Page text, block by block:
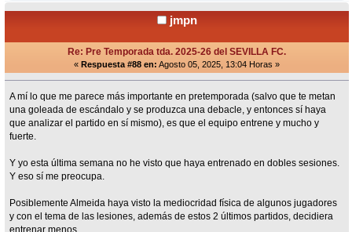
jmpn
Re: Pre Temporada tda. 2025-26 del SEVILLA FC.
« Respuesta #88 en: Agosto 05, 2025, 13:04 Horas »
A mí lo que me parece más importante en pretemporada (salvo que te metan
una goleada de escándalo y se produzca una debacle, y entonces sí haya
que analizar el partido en sí mismo), es que el equipo entrene y mucho y
fuerte.
Y yo esta última semana no he visto que haya entrenado en dobles sesiones.
Y eso sí me preocupa.
Posiblemente Almeida haya visto la mediocridad física de algunos jugadores
y con el tema de las lesiones, además de estos 2 últimos partidos, decidiera
entrenar menos.